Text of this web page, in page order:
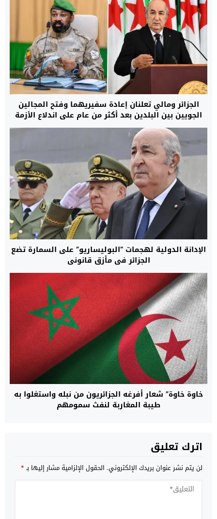
الجزائر ومالي تعلنان إعادة سفيريهما وفتح المجالين
الجويين بين البلدين بعد أكثر من عام على اندلاع الأزمة
الدبلوماسية بينهما
الإدانة الدولية لهجمات “البوليساريو” على السمارة تضع
الجزائر في مأزق قانوني
خاوة خاوة” شعار أفرغه الجزائريون من نبله واستغلوا به
طيبة المغاربة لنفث سمومهم
اترك تعليق
لن يتم نشر عنوان بريدك الإلكتروني. الحقول الإلزامية مشار إليها بـ*